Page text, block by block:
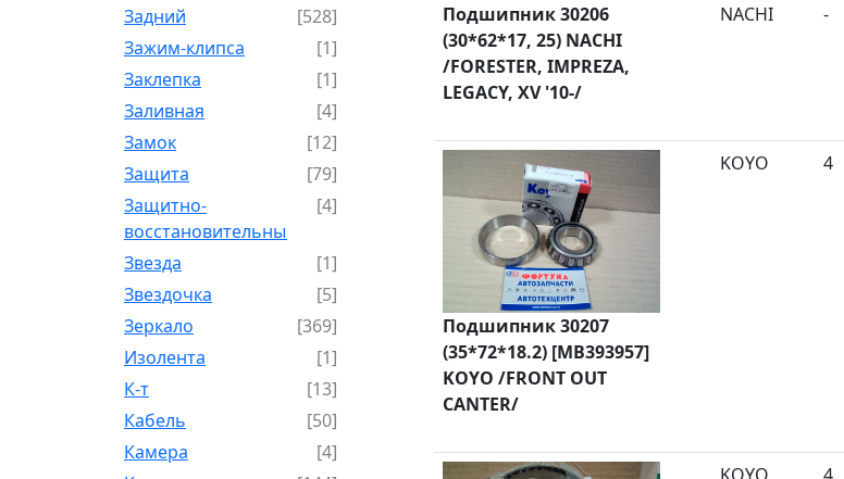
Задний
[528]
Зажим-клипса
[1]
Заклепка
[1]
Заливная
[4]
Замок
[12]
Защита
[79]
Защитно-
восстановительный
[4]
Звезда
[1]
Звездочка
[5]
Зеркало
[369]
Изолента
[1]
К-т
[13]
Кабель
[50]
Камера
[4]
Подшипник 30206
(30*62*17, 25) NACHI
/FORESTER, IMPREZA,
LEGACY, XV '10-/
NACHI -
Подшипник 30207
(35*72*18.2) [MB393957]
KOYO /FRONT OUT
CANTER/
KOYO 4